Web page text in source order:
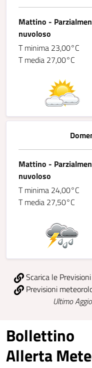
Mattino -
nuvoloso
T minima 23,00°C
T media 27,00°C
Mattino -
nuvoloso
T minima 24,00°C
T media 27,50°C
Scarica le
Previsioni
Ultimo
Bollettino
Allerta